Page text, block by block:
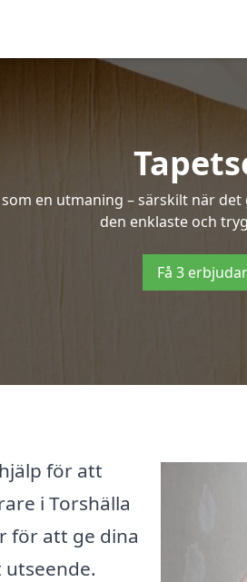
en utmaning – särskilt när
den enklaste och
Få 3
för att
i Torshälla
för att ge dina